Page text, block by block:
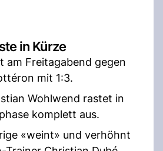
in Kürze
am Freitagabend gegen
mit 1:3.
Wohlwend rastet in
komplett aus.
«weint» und verhöhnt